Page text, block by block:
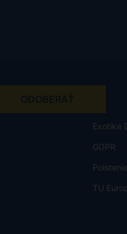
Exotika
GDPR
TU